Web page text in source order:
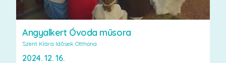
Angyalkert Óvoda műsora
Szent Klára Idősek Otthona
2024. 12. 16.